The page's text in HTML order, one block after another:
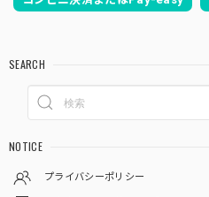
SEARCH
NOTICE
プライバシーポリシー